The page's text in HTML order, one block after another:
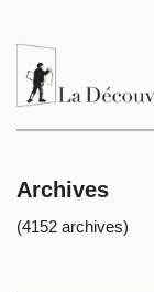
Archives
(4152 archives)